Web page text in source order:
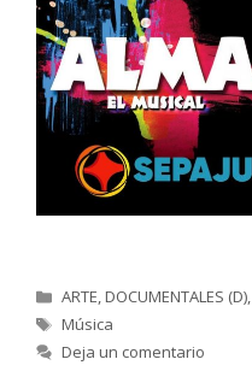
Categorías
ARTE,DOCUMENTALES (D),
Etiquetas
Música
Deja un comentario